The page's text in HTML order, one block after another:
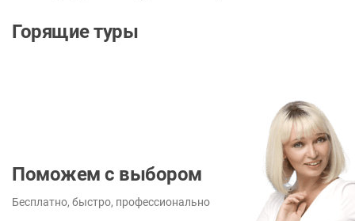
Горящие туры
Поможем с выбором
Бесплатно, быстро, профессионально